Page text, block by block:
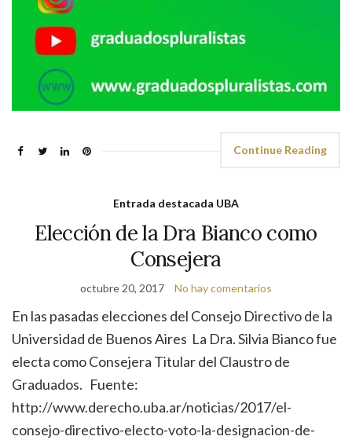
Continue Reading
Entrada destacada UBA
Elección de la Dra Bianco como
Consejera
octubre 20, 2017 No hay comentarios
En las pasadas elecciones del Consejo Directivo de la
Universidad de Buenos Aires La Dra. Silvia Bianco fue
electa como Consejera Titular del Claustro de
Graduados. Fuente:
http://www.derecho.uba.ar/noticias/2017/el-
consejo-directivo-electo-voto-la-designacion-de-